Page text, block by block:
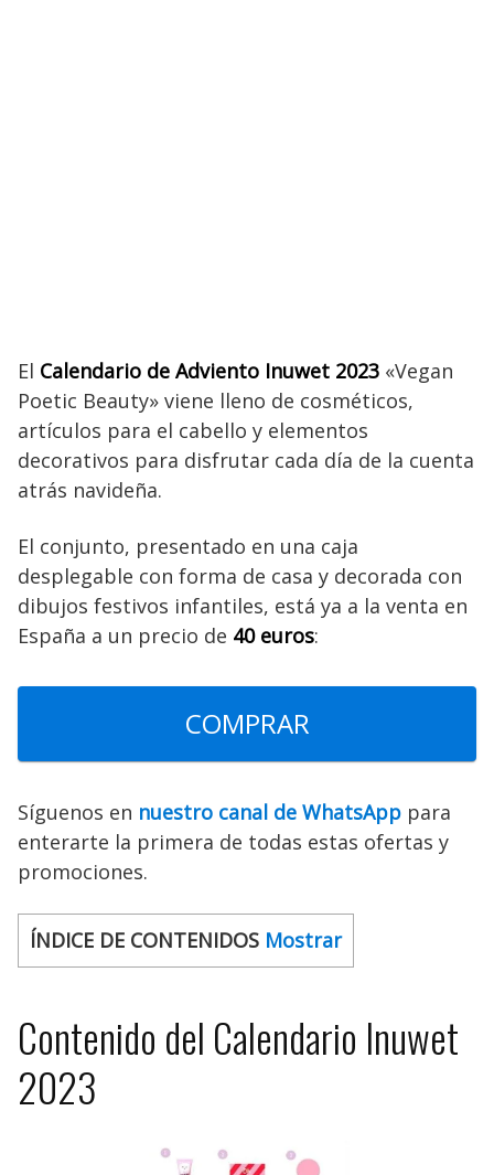
El Calendario de Adviento Inuwet 2023 «Vegan
Poetic Beauty» viene lleno de cosméticos,
artículos para el cabello y elementos
decorativos para disfrutar cada día de la cuenta
atrás navideña.
El conjunto, presentado en una caja
desplegable con forma de casa y decorada con
dibujos festivos infantiles, está ya a la venta en
España a un precio de 40 euros:
COMPRAR
Síguenos en nuestro canal de WhatsApp para
enterarte la primera de todas estas ofertas y
promociones.
ÍNDICE DE CONTENIDOS Mostrar
Contenido del Calendario Inuwet
2023